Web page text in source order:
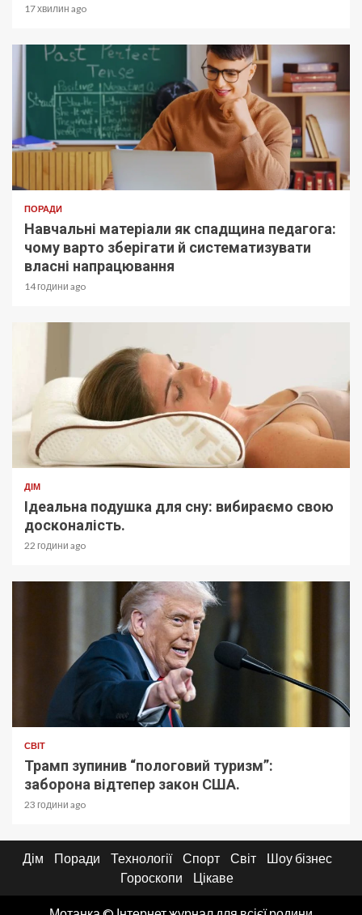
17 хвилин ago
ПОРАДИ
Навчальні матеріали як спадщина педагога:
чому варто зберігати й систематизувати
власні напрацювання
14 години ago
ДІМ
Ідеальна подушка для сну: вибираємо свою
досконалість.
22 години ago
СВІТ
Трамп зупинив “пологовий туризм”:
заборона відтепер закон США.
23 години ago
Дім Поради Технології Спорт Світ
Шоу бізнес
Гороскопи
Цікаве